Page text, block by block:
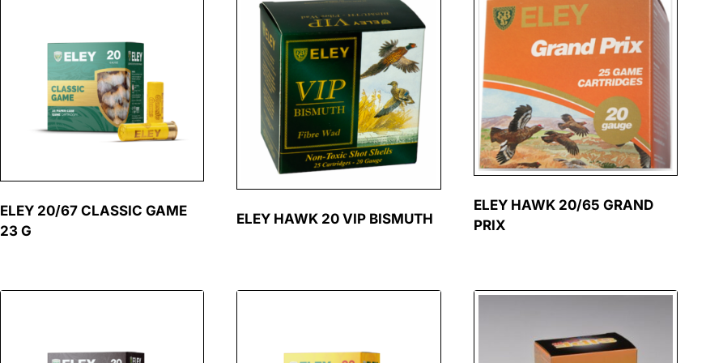
ELEY 20/67 CLASSIC GAME
23 G
ELEY HAWK 20 VIP BISMUTH
ELEY HAWK 20/65 GRAND
PRIX